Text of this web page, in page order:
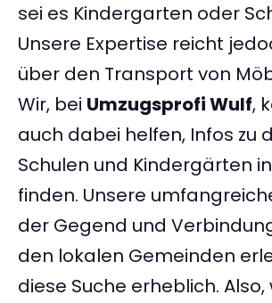
sei es Kindergarten oder
Unsere Expertise reicht
über den Transport von
Wir, bei Umzugsprofi Wulf,
auch dabei helfen, Infos zu
Schulen und Kindergärten
finden. Unsere
der Gegend und
den lokalen Gemeinden
diese Suche erheblich. Also,